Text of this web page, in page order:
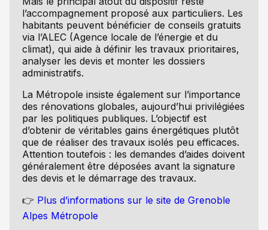
l’accompagnement proposé aux particuliers. Les
habitants peuvent bénéficier de conseils gratuits
via l’ALEC (Agence locale de l’énergie et du
climat), qui aide à définir les travaux prioritaires,
analyser les devis et monter les dossiers
administratifs.
La Métropole insiste également sur l’importance
des rénovations globales, aujourd’hui privilégiées
par les politiques publiques. L’objectif est
d’obtenir de véritables gains énergétiques plutôt
que de réaliser des travaux isolés peu efficaces.
Attention toutefois : les demandes d’aides doivent
généralement être déposées avant la signature
des devis et le démarrage des travaux.
👉 Plus d’informations sur le site de Grenoble
Alpes Métropole